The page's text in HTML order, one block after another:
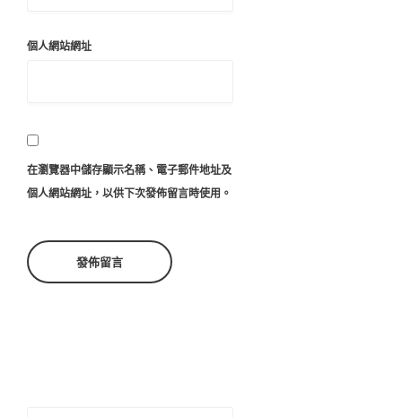
個人網站網址
在瀏覽器中儲存顯示名稱、電子郵件地址及
個人網站網址，以供下次發佈留言時使用。